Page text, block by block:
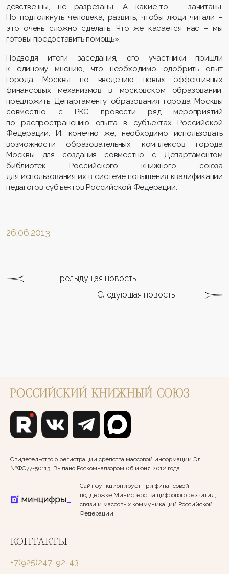
девственны, не разрезаны. А какие-то – зачитаны.
Но подтолкнуть человека, развить, чтобы люди читали –
это очень сложно сделать. Что же касается нас – мы
готовы предоставить помощь».
Подводя итоги заседания, его участники пришли
к единому мнению, что необходимо одобрить опыт
города Москвы по введению новых эффективных
финансовых механизмов в московском образовании,
предложить Департаменту образования города Москвы
совместно с РКС провести ряд мероприятий
по распространению опыта в субъектах Российской
Федерации. И, конечно же, необходимо использовать
возможности образовательных комплексов города
Москвы для создания совместно с Департаментом
библиотек Российского книжного союза
для использования их в системе повышения квалификации
педагогов субъектов Российской Федерации.
26.06.2013
Предыдущая новость
Следующая новость
Свидетельство о регистрации средства массовой информации Эл
№ФС77-50113. Выдано Роскомнадзором 06 июня 2012 года.
Сайт функционирует при финансовой
поддержке Министерства цифрового развития,
связи и массовых коммуникаций Российской
Федерации.
КОНТАКТЫ
+7(925)247-92-43